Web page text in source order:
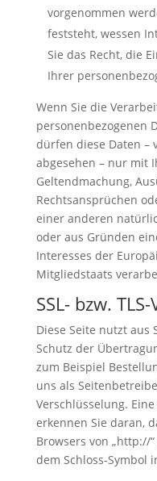
vorgenommen
feststeht, wessen
Sie das Recht, die
Ihrer
Wenn Sie die
personenbezogenen
dürfen diese Daten –
abgesehen – nur mit
Geltendmachung,
Rechtsansprüchen
einer anderen
oder aus Gründen
Interesses der
Mitgliedstaats
SSL- bzw.
Diese Seite nutzt
Schutz der
zum Beispiel
uns als
Verschlüsselung.
erkennen Sie daran,
Browsers von „http://
dem Schloss-Symbol